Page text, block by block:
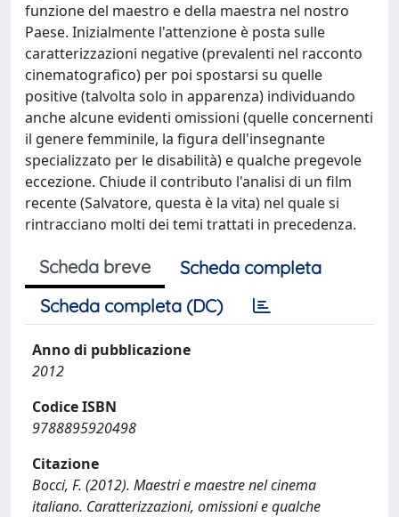
funzione del maestro e della maestra nel nostro
Paese. Inizialmente l'attenzione è posta sulle
caratterizzazioni negative (prevalenti nel racconto
cinematografico) per poi spostarsi su quelle
positive (talvolta solo in apparenza) individuando
anche alcune evidenti omissioni (quelle concernenti
il genere femminile, la figura dell'insegnante
specializzato per le disabilità) e qualche pregevole
eccezione. Chiude il contributo l'analisi di un film
recente (Salvatore, questa è la vita) nel quale si
rintracciano molti dei temi trattati in precedenza.
Scheda breve
Scheda completa
Scheda completa (DC)
Anno di pubblicazione
2012
Codice ISBN
9788895920498
Citazione
Bocci, F. (2012). Maestri e maestre nel cinema
italiano. Caratterizzazioni, omissioni e qualche